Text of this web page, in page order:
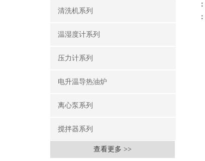
清洗机系列
温湿度计系列
压力计系列
电升温导热油炉
离心泵系列
搅拌器系列
查看更多 >>
：
：